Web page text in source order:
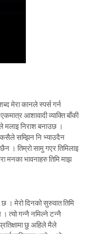
मेरा कानले स्पर्स गर्न
आशावादी व्याक्ति बाँकी
निराश बनाउछ ।
कसैले सम्झिन नि भ्याउदैन
। तिम्रो सामु गएर तिमिलाइ
मनका भावनाहरु तिमि माझ
। मेरो दिनको सुरुवात तिमि
। त्यो गन्नै नमिल्ने टन्नै
छु अहिले मैले